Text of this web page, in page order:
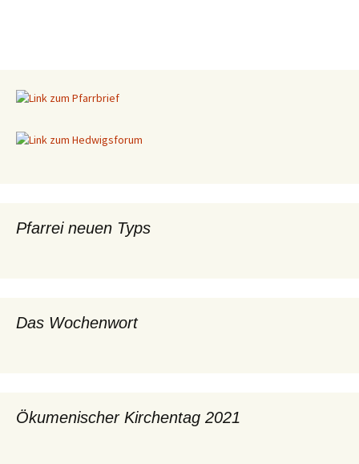
Pfarrei neuen Typs
Das Wochenwort
Ökumenischer Kirchentag 2021